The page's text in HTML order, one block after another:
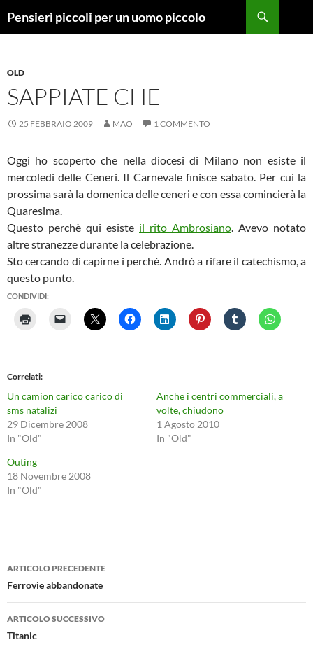
Pensieri piccoli per un uomo piccolo
OLD
SAPPIATE CHE
25 FEBBRAIO 2009 MAO 1 COMMENTO
Oggi ho scoperto che nella diocesi di Milano non esiste il
mercoledi delle Ceneri. Il Carnevale finisce sabato. Per cui la
prossima sarà la domenica delle ceneri e con essa comincierà la
Quaresima.
Questo perchè qui esiste il rito Ambrosiano. Avevo notato
altre stranezze durante la celebrazione.
Sto cercando di capirne i perchè. Andrò a rifare il catechismo, a
questo punto.
CONDIVIDI:
Correlati
Un camion carico carico di
sms natalizi
29 Dicembre 2008
In "Old"
Anche i centri commerciali, a
volte, chiudono
1 Agosto 2010
In "Old"
Outing
18 Novembre 2008
In "Old"
Navigazione
articolo
ARTICOLO PRECEDENTE
Ferrovie abbandonate
ARTICOLO SUCCESSIVO
Titanic